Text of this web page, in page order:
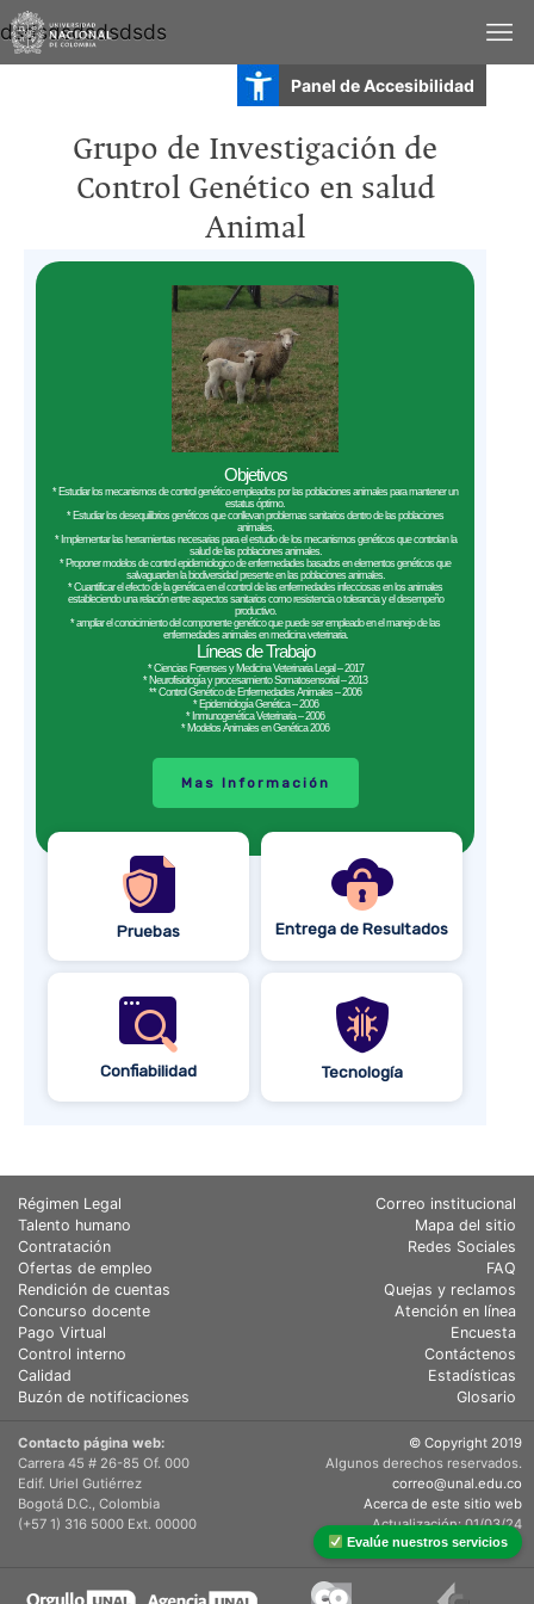
dsdsdsdsdsdsds
Panel de Accesibilidad
Grupo de Investigación de
Control Genético en salud
Animal
Objetivos
* Estudiar los mecanismos de control genético empleados por las poblaciones animales para mantener un
estatus óptimo.
* Estudiar los desequilibrios genéticos que conllevan problemas sanitarios dentro de las poblaciones
animales.
* Implementar las herramientas necesarias para el estudio de los mecanismos genéticos que controlan la
salud de las poblaciones animales.
* Proponer modelos de control epidemiologico de enfermedades basados en elementos genéticos que
salvaguarden la biodiversidad presente en las poblaciones animales.
* Cuantificar el efecto de la genética en el control de las enfermedades infecciosas en los animales
estableciendo una relación entre aspectos sanitarios como resistencia o tolerancia y el desempeño
productivo.
* ampliar el conoicimiento del componente genético que puede ser empleado en el manejo de las
enfermedades animales en medicina veterinaria.
Líneas de Trabajo
* Ciencias Forenses y Medicina Veterinaria Legal – 2017
* Neurofisiología y procesamiento Somatosensorial – 2013
** Control Genético de Enfermedades Animales – 2006
* Epidemiología Genética – 2006
* Inmunogenética Veterinaria – 2006
* Modelos Animales en Genética 2006
Mas Información
Pruebas Entrega de Resultados
Confiabilidad Tecnología
Régimen Legal
Talento humano
Contratación
Ofertas de empleo
Rendición de cuentas
Concurso docente
Pago Virtual
Control interno
Calidad
Buzón de notificaciones
Correo institucional
Mapa del sitio
Redes Sociales
FAQ
Quejas y reclamos
Atención en línea
Encuesta
Contáctenos
Estadísticas
Glosario
Contacto página web:
Carrera 45 # 26-85 Of. 000
Edif. Uriel Gutiérrez
Bogotá D.C., Colombia
(+57 1) 316 5000 Ext. 00000
© Copyright 2019
Algunos derechos reservados.
correo@unal.edu.co
Acerca de este sitio web
Actualización: 01/03/24
Evalúe nuestros servicios